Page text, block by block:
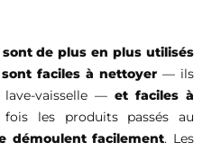
de plus en plus utilisés
faciles à nettoyer — ils
vaisselle — et faciles à
les produits passés au
démoulent facilement. Les